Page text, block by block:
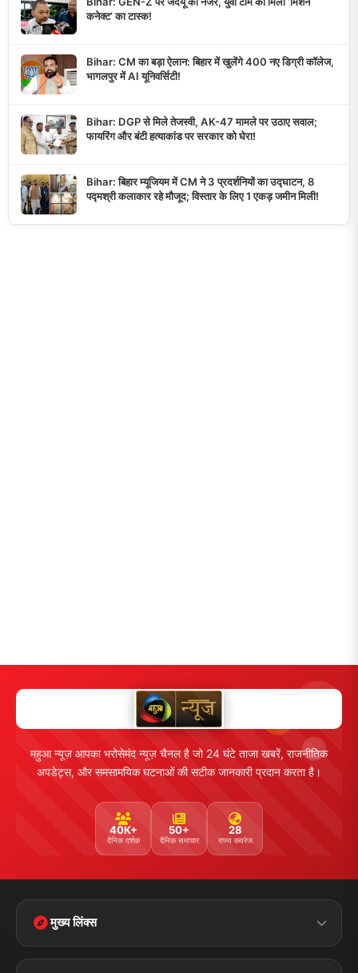
कनेक्ट’ का टास्क!
Bihar: CM का बड़ा ऐलान: बिहार में खुलेंगे 400 नए डिग्री कॉलेज,
भागलपुर में AI यूनिवर्सिटी!
Bihar: DGP से मिले तेजस्वी, AK-47 मामले पर उठाए सवाल;
फायरिंग और बंटी हत्याकांड पर सरकार को घेरा!
Bihar: बिहार म्यूजियम में CM ने 3 प्रदर्शनियों का उद्घाटन, 8
पद्मश्री कलाकार रहे मौजूद; विस्तार के लिए 1 एकड़ जमीन मिली!
महुआ न्यूज़ आपका भरोसेमंद न्यूज़ चैनल है जो 24 घंटे ताजा खबरें, राजनीतिक
अपडेट्स, और समसामयिक घटनाओं की सटीक जानकारी प्रदान करता है।
40K+
दैनिक दर्शक
50+
दैनिक समाचार
28
राज्य कवरेज
मुख्य लिंक्स
Home Contact Us